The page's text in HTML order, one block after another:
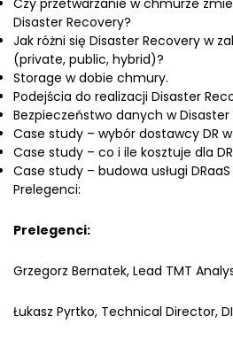
Czy przetwarzanie w chmurze
Disaster Recovery?
Jak różni się Disaster Recovery w
(private, public, hybrid)?
Storage w dobie chmury.
Podejścia do realizacji Disaster
Bezpieczeństwo danych w Disaster
Case study – wybór dostawcy DR
Case study – co i ile kosztuje dla
Case study – budowa usługi
Prelegenci:
Prelegenci:
Grzegorz Bernatek, Lead TMT
Łukasz Pyrtko, Technical Director,